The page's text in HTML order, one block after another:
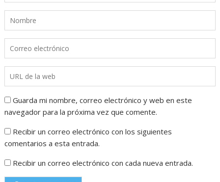
Guarda mi nombre, correo electrónico y web en este
navegador para la próxima vez que comente.
Recibir un correo electrónico con los siguientes
comentarios a esta entrada.
Recibir un correo electrónico con cada nueva entrada.